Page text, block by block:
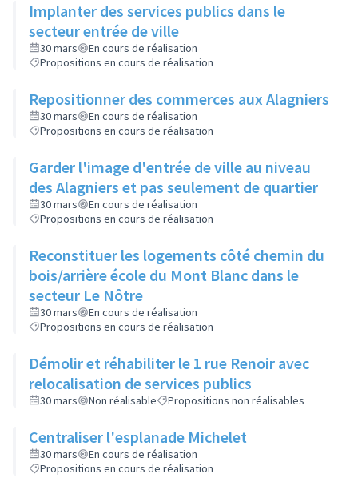
Implanter des services publics dans le
secteur entrée de ville
30 mars
En cours de réalisation
Propositions en cours de réalisation
Repositionner des commerces aux Alagniers
30 mars
En cours de réalisation
Propositions en cours de réalisation
Garder l'image d'entrée de ville au niveau
des Alagniers et pas seulement de quartier
30 mars
En cours de réalisation
Propositions en cours de réalisation
Reconstituer les logements côté chemin du
bois/arrière école du Mont Blanc dans le
secteur Le Nôtre
30 mars
En cours de réalisation
Propositions en cours de réalisation
Démolir et réhabiliter le 1 rue Renoir avec
relocalisation de services publics
30 mars Non réalisable Propositions non réalisables
Centraliser l'esplanade Michelet
30 mars
En cours de réalisation
Propositions en cours de réalisation